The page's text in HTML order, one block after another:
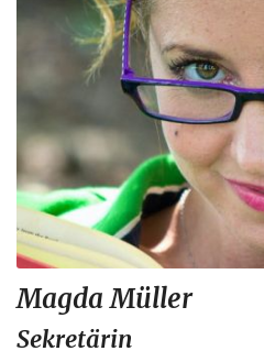
MagdaMüller
Sekretärin